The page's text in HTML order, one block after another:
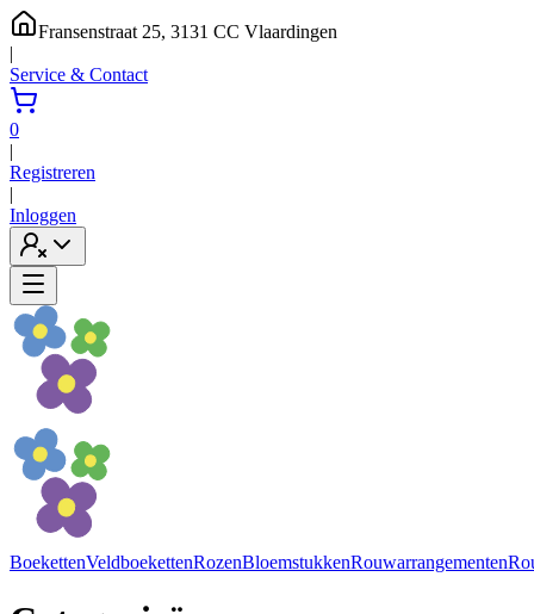
Fransenstraat 25, 3131 CC Vlaardingen
|
Service & Contact
0
|
Registreren
|
Inloggen
BoekettenVeldboekettenRozenBloemstukkenRouwarrangementen